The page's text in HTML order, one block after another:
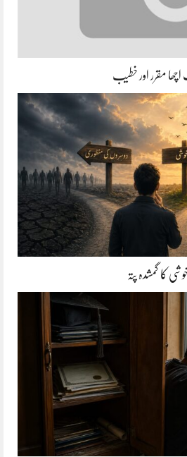
مقرر اور خطیب
خوشی کا گمشدہ پتہ